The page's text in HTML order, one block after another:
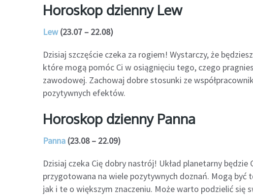
Horoskop dzienny Lew
Lew (23.07 – 22.08)
Dzisiaj szczęście czeka za rogiem! Wystarczy, że
które mogą pomóc Ci w osiągnięciu tego, czego
zawodowej. Zachowaj dobre stosunki ze
pozytywnych efektów.
Horoskop dzienny Panna
Panna (23.08 – 22.09)
Dzisiaj czeka Cię dobry nastrój! Układ planetarny będzie
przygotowana na wiele pozytywnych doznań. Mogą być
jak i te o większym znaczeniu. Może warto podzielić się